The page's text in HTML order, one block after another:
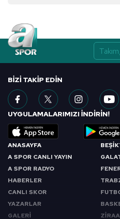
ANASAYFA
A SPOR CANLI YAYIN
A SPOR RADYO
HABERLER
CANLI SKOR
YAZARLAR
GALERİ
BIZI TAKIP EDIN
UYGULAMALARIMIZI İNDİRİN!